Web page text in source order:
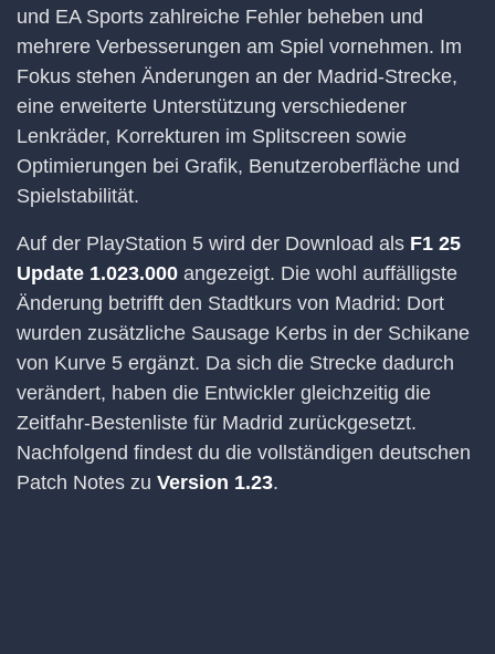
und EA Sports zahlreiche Fehler beheben und
mehrere Verbesserungen am Spiel vornehmen. Im
Fokus stehen Änderungen an der Madrid-Strecke,
eine erweiterte Unterstützung verschiedener
Lenkräder, Korrekturen im Splitscreen sowie
Optimierungen bei Grafik, Benutzeroberfläche und
Spielstabilität.
Auf der PlayStation 5 wird der Download als F1 25
Update 1.023.000 angezeigt. Die wohl auffälligste
Änderung betrifft den Stadtkurs von Madrid: Dort
wurden zusätzliche Sausage Kerbs in der Schikane
von Kurve 5 ergänzt. Da sich die Strecke dadurch
verändert, haben die Entwickler gleichzeitig die
Zeitfahr-Bestenliste für Madrid zurückgesetzt.
Nachfolgend findest du die vollständigen deutschen
Patch Notes zu Version 1.23.